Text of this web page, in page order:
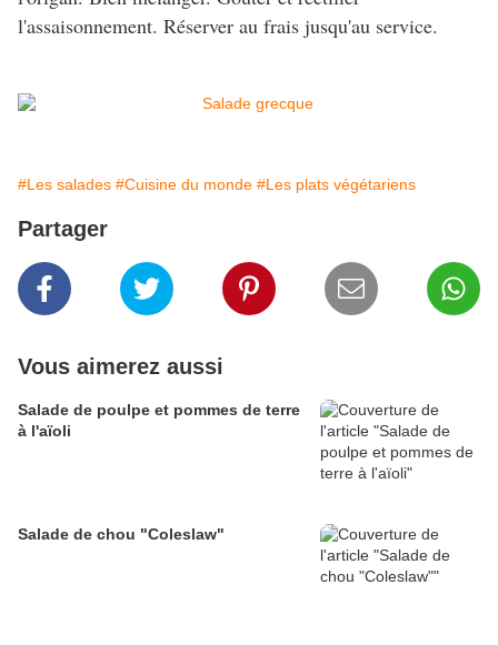
l'assaisonnement. Réserver au frais jusqu'au service.
#Les salades #Cuisine du monde #Les plats végétariens
Partager
Vous aimerez aussi
Salade de poulpe et pommes de terre
à l'aïoli
Salade de chou "Coleslaw"